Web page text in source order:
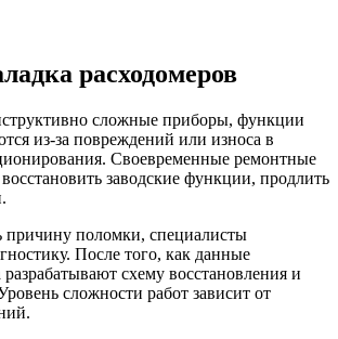
расходомеров
сложные приборы, функции
из-за повреждений или износа в
Своевременные ремонтные
заводские функции, продлить
причину поломки, специалисты
После того, как данные
схему восстановления и
сложности работ зависит от